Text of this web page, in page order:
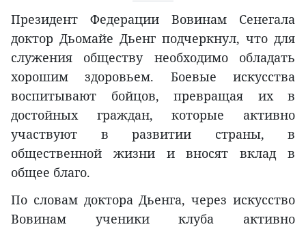
Президент Федерации Вовинам Сенегала
доктор Дьомайе Дьенг подчеркнул, что для
служения обществу необходимо обладать
хорошим здоровьем. Боевые искусства
воспитывают бойцов, превращая их в
достойных граждан, которые активно
участвуют в развитии страны, в
общественной жизни и вносят вклад в
общее благо.
По словам доктора Дьенга, через искусство
Вовинам ученики клуба активно